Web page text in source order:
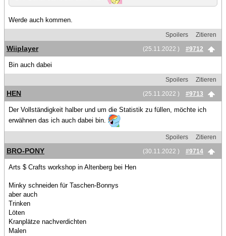
Werde auch kommen.
Spoilers
Zitieren
(25.11.2022 )
#9712
Wiiplayer
Bin auch dabei
Spoilers
Zitieren
(25.11.2022 )
#9713
HEN
Der Vollständigkeit halber und um die Statistik zu füllen, möchte ich
erwähnen das ich auch dabei bin.
Spoilers
Zitieren
(30.11.2022 )
#9714
BRO-PONY
Arts $ Crafts workshop in Altenberg bei Hen
Minky schneiden für Taschen-Bonnys
aber auch
Trinken
Löten
Kranplätze nachverdichten
Malen